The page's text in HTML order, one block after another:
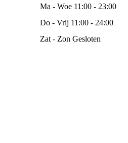
Ma - Woe 11:00 - 23:00
Do - Vrij 11:00 - 24:00
Zat - Zon Gesloten